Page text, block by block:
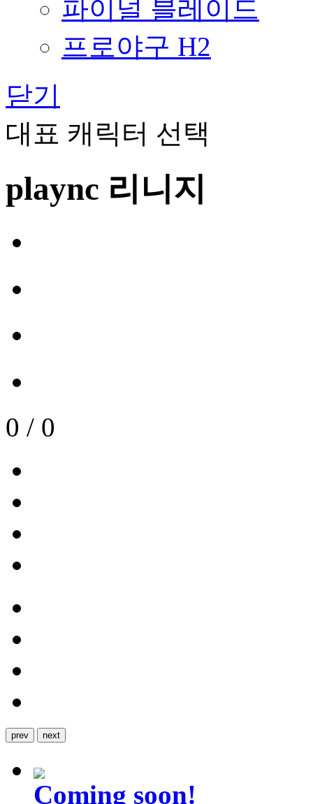
파이널 블레이드
프로야구 H2
닫기
대표 캐릭터 선택
plaync 리니지
0 / 0
prev next
Coming soon!